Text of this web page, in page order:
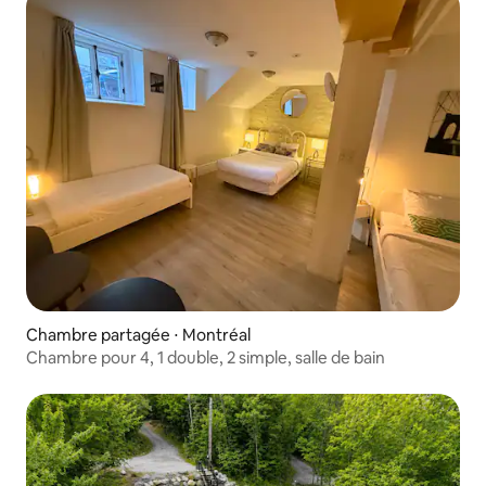
Chambre partagée ⋅ Montréal
Chambre pour 4, 1 double, 2 simple, salle de bain